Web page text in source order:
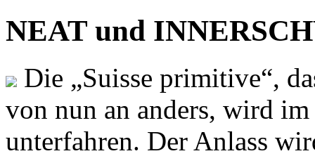
NEAT und
Die „Suisse primitive“,
von nun an anders, wird
unterfahren. Der Anlass